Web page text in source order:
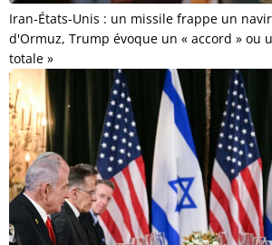
Iran-États-Unis : un missile frappe un
d'Ormuz, Trump évoque un « accord » ou
totale »